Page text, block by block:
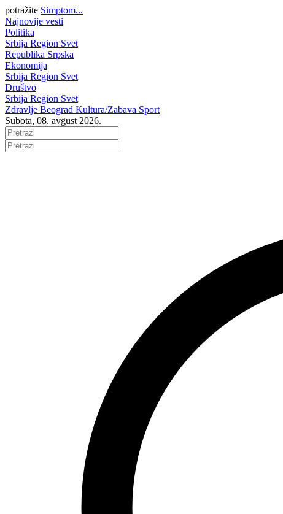
potražite Simptom...
Najnovije vesti
Politika
Srbija Region Svet
Republika Srpska
Ekonomija
Srbija Region Svet
Društvo
Srbija Region Svet
Zdravlje Beograd Kultura/Zabava Sport
Subota, 08. avgust 2026.